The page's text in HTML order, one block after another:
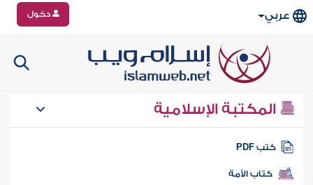
عربي دخول
المكتبة الإسلامية
كتب PDF